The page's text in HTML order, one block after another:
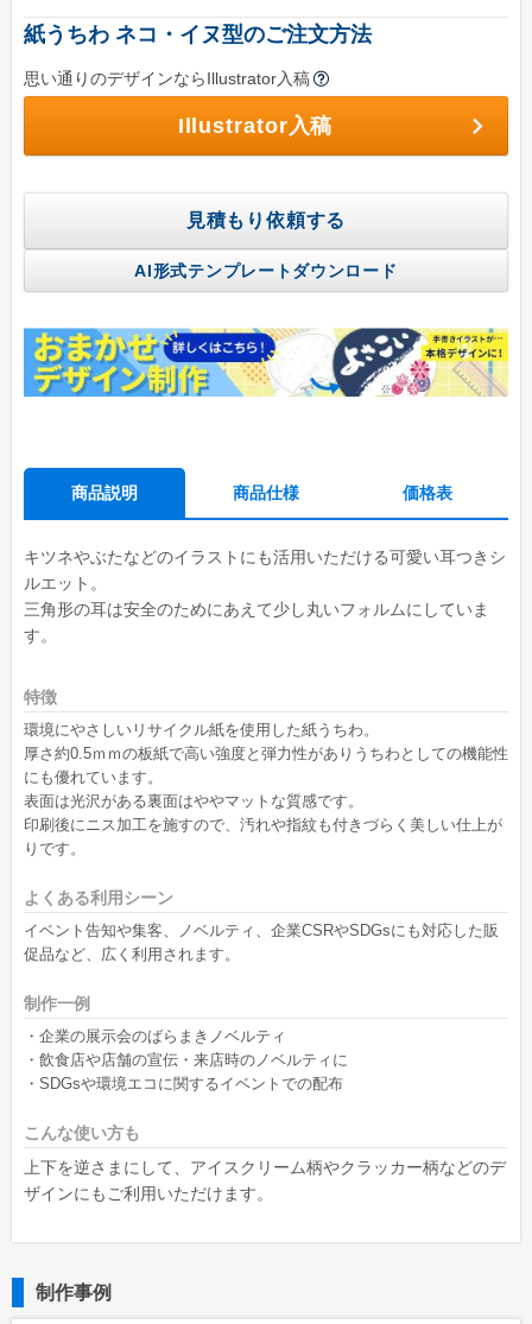
イベント向け特集
無地うちわ
スポーツ応援うちわ
こども向けイベント
学校(運動会・文化祭)
HOW TO うちわ作り
デザインのコツ
グループサイト
名入れカレンダー製作所
封筒印刷製作所
印鑑・ゴム印製作所
お名前シール製作所
紙うちわ ネコ・イヌ型のご注文方法
思い通りのデザインならIllustrator入稿
Illustrator入稿
見積もり依頼する
AI形式テンプレートダウンロード
商品説明 商品仕様 価格表
キツネやぶたなどのイラストにも活用いただける可愛い耳つきシ
ルエット。
三角形の耳は安全のためにあえて少し丸いフォルムにしていま
す。
特徴
環境にやさしいリサイクル紙を使用した紙うちわ。
厚さ約0.5ｍｍの板紙で高い強度と弾力性がありうちわとしての機能性
にも優れています。
表面は光沢がある裏面はややマットな質感です。
印刷後にニス加工を施すので、汚れや指紋も付きづらく美しい仕上が
りです。
よくある利用シーン
イベント告知や集客、ノベルティ、企業CSRやSDGsにも対応した販
促品など、広く利用されます。
制作一例
・企業の展示会のばらまきノベルティ
・飲食店や店舗の宣伝・来店時のノベルティに
・SDGsや環境エコに関するイベントでの配布
こんな使い方も
上下を逆さまにして、アイスクリーム柄やクラッカー柄などのデ
ザインにもご利用いただけます。
制作事例